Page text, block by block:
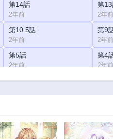
第14話
2年前
第
2年前
第10.5話
2年前
第9
2年前
第5話
2年前
第4
2年
第1話